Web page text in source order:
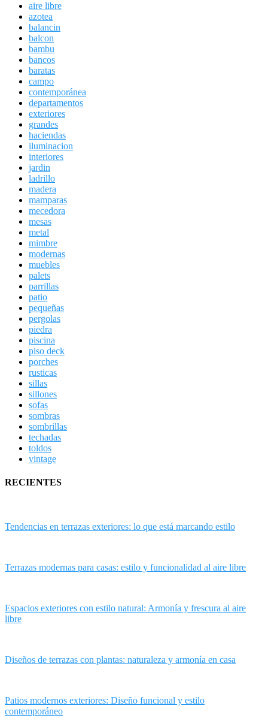
aire libre
azotea
balancin
balcon
bambu
bancos
baratas
campo
contemporánea
departamentos
exteriores
grandes
haciendas
iluminacion
interiores
jardin
ladrillo
madera
mamparas
mecedora
mesas
metal
mimbre
modernas
muebles
palets
parrillas
patio
pequeñas
pergolas
piedra
piscina
piso deck
porches
rusticas
sillas
sillones
sofas
sombras
sombrillas
techadas
toldos
vintage
RECIENTES
Tendencias en terrazas exteriores: lo que está marcando estilo
Terrazas modernas para casas: estilo y funcionalidad al aire libre
Espacios exteriores con estilo natural: Armonía y frescura al aire
libre
Diseños de terrazas con plantas: naturaleza y armonía en casa
Patios modernos exteriores: Diseño funcional y estilo
contemporáneo